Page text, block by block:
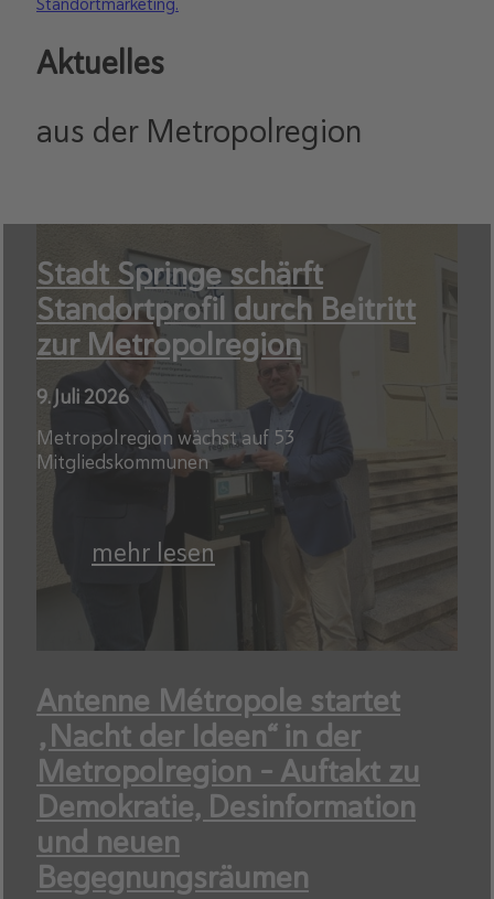
Aktuelles
aus der Metropolregion
Stadt Springe schärft
Standortprofil durch Beitritt
zur Metropolregion
9. Juli 2026
Metropolregion wächst auf 53
Mitgliedskommunen
mehr lesen
Antenne Métropole startet
„Nacht der Ideen“ in der
Metropolregion – Auftakt zu
Demokratie, Desinformation
und neuen
Begegnungsräumen